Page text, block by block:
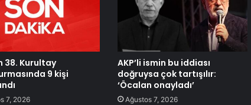
38. Kurultay
9 kişi
7, 2026
AKP’li ismin bu iddiası
doğruysa çok tartışılır:
‘Öcalan onayladı’
Ağustos 7, 2026